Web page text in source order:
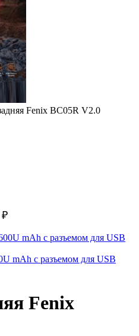
Fenix BC05R V2.0
₽
mAh с разъемом для USB
Fenix